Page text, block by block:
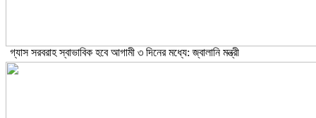
গ্যাস সরবরাহ স্বাভাবিক হবে আগামী ৩ দিনের মধ্যে: জ্বালানি মন্ত্রী